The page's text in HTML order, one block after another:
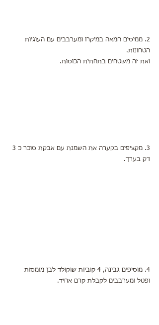
2. ממיסים חמאה במיקרו ומערבבים עם העוגיות
הטחונות.
ואת זה משטחים בתחתית הכוסות.
דק בערך.
4. מוסיפים גבינה, 4 קוביות שוקולד לבן מומסות
ופטל ומערבבים לקבלת קרם אחיד.